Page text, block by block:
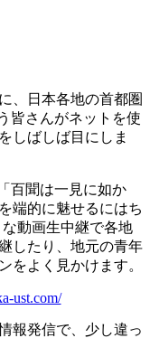
、日本各地の首都圏
皆さんがネットを使
しばしば目にしま
百聞は一見に如か
端的に魅せるにはち
な動画生中継で各地
したり、地元の青年
をよく見かけます。
ust.com/
報発信で、少し違っ